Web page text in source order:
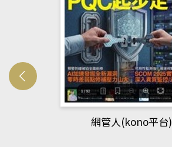
網管人(kono平台)